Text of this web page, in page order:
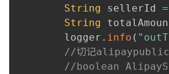
String sellerId =
String
        logger
. info (
//切记
//boolean